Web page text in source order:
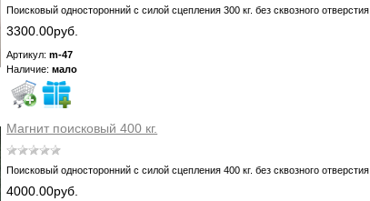
Поисковый односторонний с силой сцепления 300 кг. без сквозного отверстия
3300.00руб.
Артикул: m-47
Наличие: мало
Магнит поисковый 400 кг.
Поисковый односторонний с силой сцепления 400 кг. без сквозного отверстия
4000.00руб.